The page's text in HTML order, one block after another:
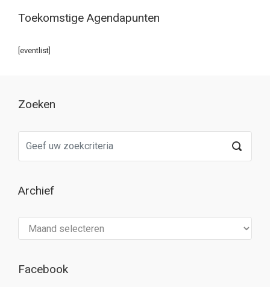
Toekomstige Agendapunten
[eventlist]
Zoeken
Archief
Facebook